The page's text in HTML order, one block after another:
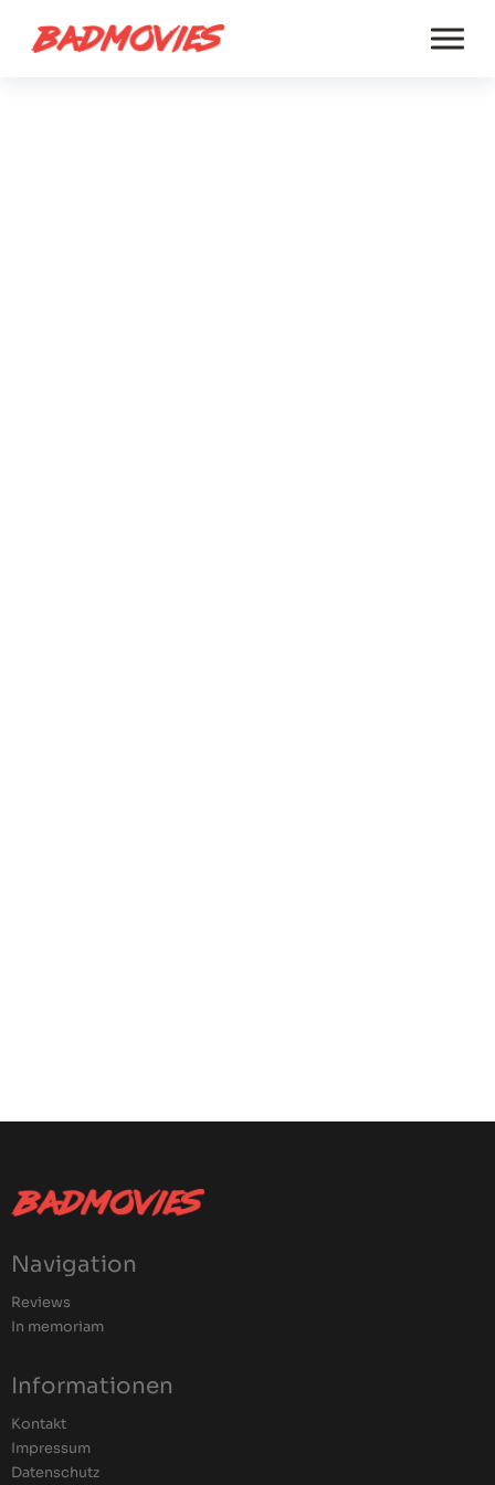
Navigation
Reviews
In memoriam
Informationen
Kontakt
Impressum
Datenschutz